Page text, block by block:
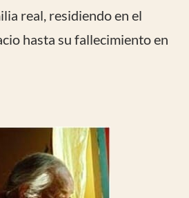
real, residiendo en el
hasta su fallecimiento en